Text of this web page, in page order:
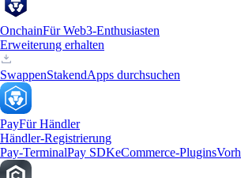
OnchainFür Web3-Enthusiasten
Erweiterung erhalten
SwappenStakendApps durchsuchen
PayFür Händler
Händler-Registrierung
Pay-TerminalPay SDKeCommerce-Plugins